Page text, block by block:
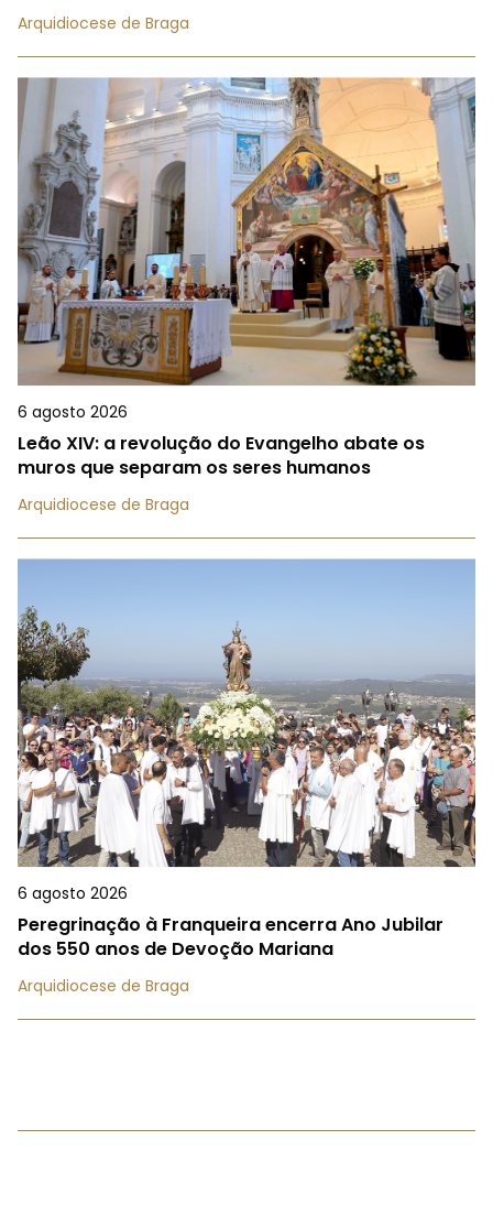
Arquidiocese de Braga
6 agosto 2026
Leão XIV: a revolução do Evangelho abate os
muros que separam os seres humanos
Arquidiocese de Braga
6 agosto 2026
Peregrinação à Franqueira encerra Ano Jubilar
dos 550 anos de Devoção Mariana
Arquidiocese de Braga